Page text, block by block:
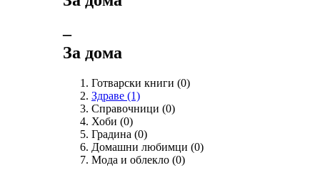
‒
За дома
Готварски книги (0)
Здраве (1)
Справочници (0)
Хоби (0)
Градина (0)
Домашни любимци (0)
Мода и облекло (0)